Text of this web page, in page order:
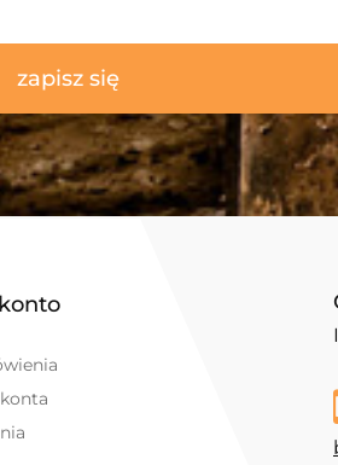
zapisz się